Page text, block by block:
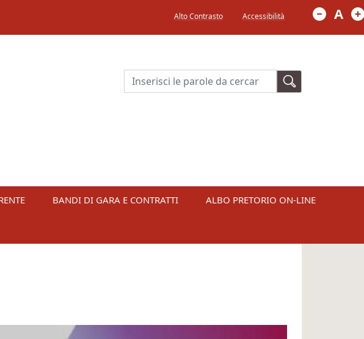
Menù in alto a destra
Alto Contrasto Accessibilità A
Cerca
BANDI DI GARA E CONTRATTI ALBO PRETORIO ON-LINE